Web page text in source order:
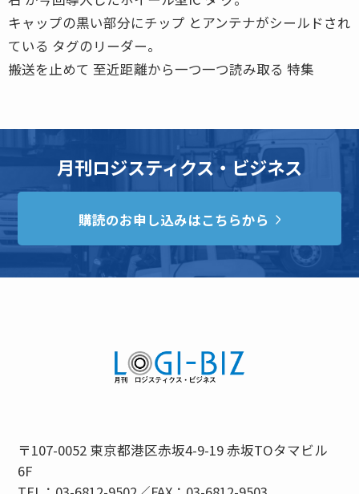
キャップの黒い部分にチップ とアンテナがシールドされ
ている タグのリーダー。
搬送を止めて 至近距離から一つ一つ読み取る 特集
月刊ロジスティクス・ビジネス
購読のお申し込みはこちらから
〒107-0052 東京都港区赤坂4-9-19 赤坂TOタマビル
6F